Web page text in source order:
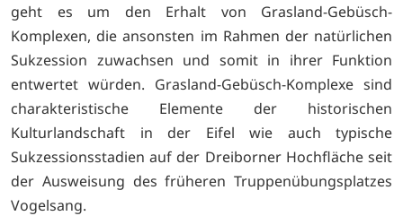
geht es um den Erhalt von Grasland-Gebüsch-
Komplexen, die ansonsten im Rahmen der natürlichen
Sukzession zuwachsen und somit in ihrer Funktion
entwertet würden. Grasland-Gebüsch-Komplexe sind
charakteristische Elemente der historischen
Kulturlandschaft in der Eifel wie auch typische
Sukzessionsstadien auf der Dreiborner Hochfläche seit
der Ausweisung des früheren Truppenübungsplatzes
Vogelsang.